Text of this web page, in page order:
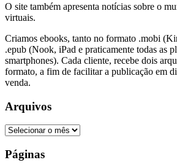
O site também apresenta notícias sobre o
virtuais.
Criamos ebooks, tanto no formato .mobi
.epub (Nook, iPad e praticamente todas as
smartphones). Cada cliente, recebe dois
formato, a fim de facilitar a publicação em
venda.
Arquivos
Arquivos
Páginas